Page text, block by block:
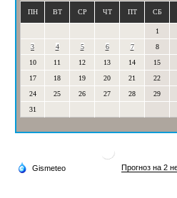
ПН ВТ СР ЧТ ПТ СБ
1
3
4 5 6 7 8
10
11 12 13 14 15
17
18 19 20 21 22
24
25 26 27 28 29
31